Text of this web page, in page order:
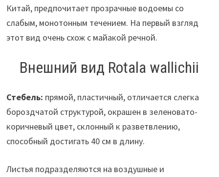
Китай, предпочитает прозрачные водоемы со
слабым, монотонным течением. На первый взгляд
этот вид очень схож с майакой речной.
Внешний вид Rotala wallichii
Стебель: прямой, пластичный, отличается слегка
бороздчатой структурой, окрашен в зеленовато-
коричневый цвет, склонный к разветвлению,
способный достигать 40 см в длину.
Листья подразделяются на воздушные и